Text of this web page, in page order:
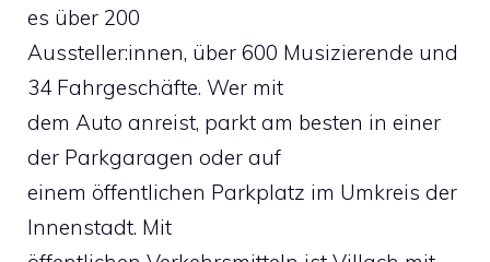
es über 200
Aussteller:innen, über 600 Musizierende und
34 Fahrgeschäfte. Wer mit
dem Auto anreist, parkt am besten in einer
der Parkgaragen oder auf
einem öffentlichen Parkplatz im Umkreis der
Innenstadt. Mit